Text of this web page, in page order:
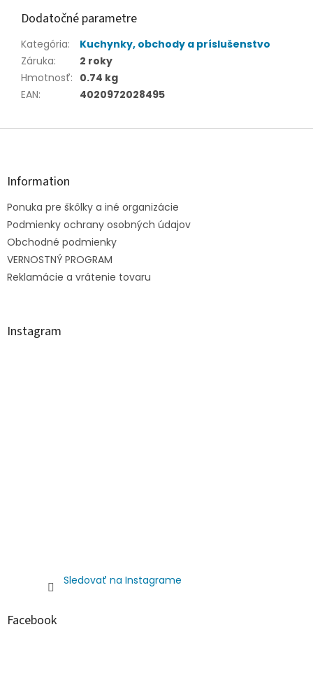
Dodatočné parametre
Kategória:
Kuchynky, obchody a príslušenstvo
Záruka:
2 roky
Hmotnosť: 0.74 kg
EAN: 4020972028495
Z
Information
Ponuka pre škôlky a iné organizácie
Podmienky ochrany osobných údajov
Obchodné podmienky
VERNOSTNÝ PROGRAM
Reklamácie a vrátenie tovaru
Instagram
Sledovať na Instagrame
Facebook